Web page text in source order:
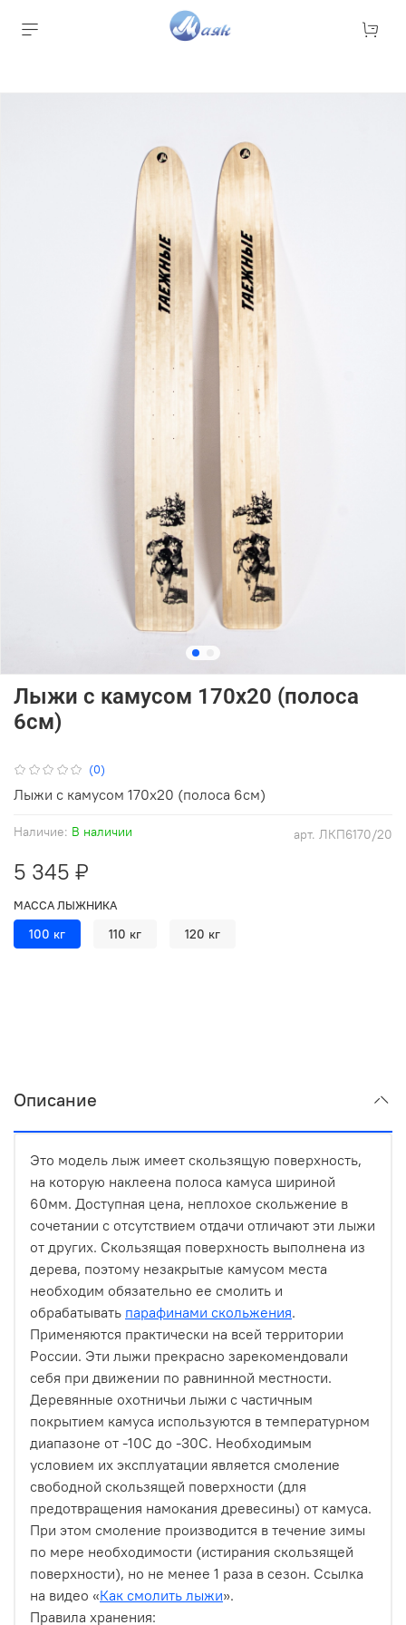
(0)
арт. ЛКП6170/20
Наличие: В наличии
Лыжи с камусом 170х20 (полоса
6см)
5 345 ₽
МАССА ЛЫЖНИКА
100 кг 110 кг 120 кг
Лыжи с камусом 170х20 (полоса 6см)
Описание
Это модель лыж имеет скользящую поверхность,
на которую наклеена полоса камуса шириной
60мм. Доступная цена, неплохое скольжение в
сочетании с отсутствием отдачи отличают эти лыжи
от других. Скользящая поверхность выполнена из
дерева, поэтому незакрытые камусом места
необходим обязательно ее смолить и
обрабатывать парафинами скольжения.
Применяются практически на всей территории
России. Эти лыжи прекрасно зарекомендовали
себя при движении по равнинной местности.
Деревянные охотничьи лыжи с частичным
покрытием камуса используются в температурном
диапазоне от -10С до -30С. Необходимым
условием их эксплуатации является смоление
свободной скользящей поверхности (для
предотвращения намокания древесины) от камуса.
При этом смоление производится в течение зимы
по мере необходимости (истирания скользящей
поверхности), но не менее 1 раза в сезон. Ссылка
на видео «Как смолить лыжи».
Правила хранения: